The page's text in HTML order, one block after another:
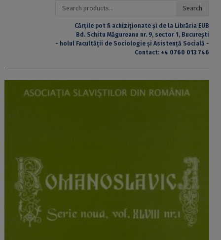
Search
Search
Cărțile pot fi achiziționate și de la Librăria EUB
Bd. Schitu Măgureanu nr. 9, sector 1, București
- holul Facultății de Sociologie și Asistență Socială -
Contact: +4 0760 013 746